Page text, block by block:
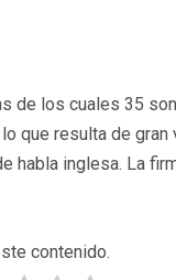
de los cuales 35
que resulta de gran
habla inglesa. La
contenido.